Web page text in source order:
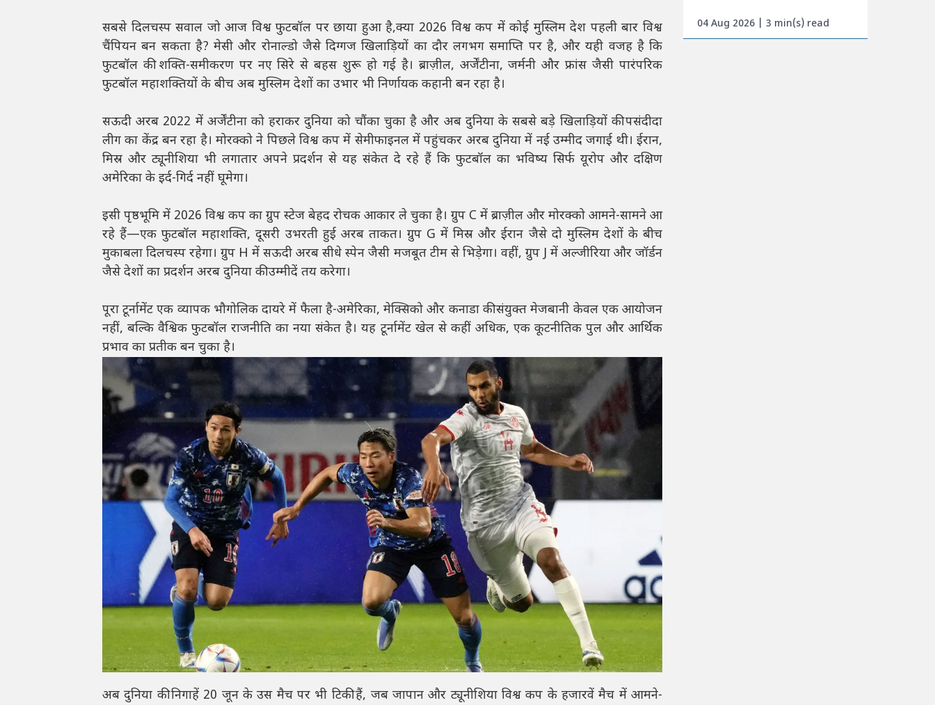
सबसे दिलचस्प सवाल जो आज विश्व फुटबॉल पर छाया हुआ है,क्या 2026 विश्व कप में कोई मुस्लिम देश पहली बार विश्व
चैंपियन बन सकता है? मेसी और रोनाल्डो जैसे दिग्गज खिलाड़ियों का दौर लगभग समाप्ति पर है, और यही वजह है कि
फुटबॉल की शक्ति-समीकरण पर नए सिरे से बहस शुरू हो गई है। ब्राज़ील, अर्जेंटीना, जर्मनी और फ्रांस जैसी पारंपरिक
फुटबॉल महाशक्तियों के बीच अब मुस्लिम देशों का उभार भी निर्णायक कहानी बन रहा है।
सऊदी अरब 2022 में अर्जेंटीना को हराकर दुनिया को चौंका चुका है और अब दुनिया के सबसे बड़े खिलाड़ियों की पसंदीदा
लीग का केंद्र बन रहा है। मोरक्को ने पिछले विश्व कप में सेमीफाइनल में पहुंचकर अरब दुनिया में नई उम्मीद जगाई थी। ईरान,
मिस्र और ट्यूनीशिया भी लगातार अपने प्रदर्शन से यह संकेत दे रहे हैं कि फुटबॉल का भविष्य सिर्फ यूरोप और दक्षिण
अमेरिका के इर्द-गिर्द नहीं घूमेगा।
इसी पृष्ठभूमि में 2026 विश्व कप का ग्रुप स्टेज बेहद रोचक आकार ले चुका है। ग्रुप C में ब्राज़ील और मोरक्को आमने-सामने आ
रहे हैं—एक फुटबॉल महाशक्ति, दूसरी उभरती हुई अरब ताकत। ग्रुप G में मिस्र और ईरान जैसे दो मुस्लिम देशों के बीच
मुकाबला दिलचस्प रहेगा। ग्रुप H में सऊदी अरब सीधे स्पेन जैसी मजबूत टीम से भिड़ेगा। वहीं, ग्रुप J में अल्जीरिया और जॉर्डन
जैसे देशों का प्रदर्शन अरब दुनिया की उम्मीदें तय करेगा।
पूरा टूर्नामेंट एक व्यापक भौगोलिक दायरे में फैला है-अमेरिका, मेक्सिको और कनाडा की संयुक्त मेजबानी केवल एक आयोजन
नहीं, बल्कि वैश्विक फुटबॉल राजनीति का नया संकेत है। यह टूर्नामेंट खेल से कहीं अधिक, एक कूटनीतिक पुल और आर्थिक
प्रभाव का प्रतीक बन चुका है।
अब दुनिया की निगाहें 20 जून के उस मैच पर भी टिकी हैं, जब जापान और ट्यूनीशिया विश्व कप के हजारवें मैच में आमने-
04 Aug 2026 | 3 min(s) read